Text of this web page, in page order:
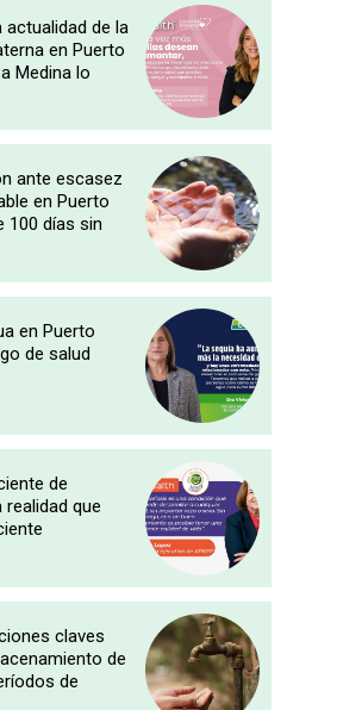
actualidad de la
en Puerto
Medina lo
ante escasez
en Puerto
100 días sin
en Puerto
de salud
de
que
claves
de
de